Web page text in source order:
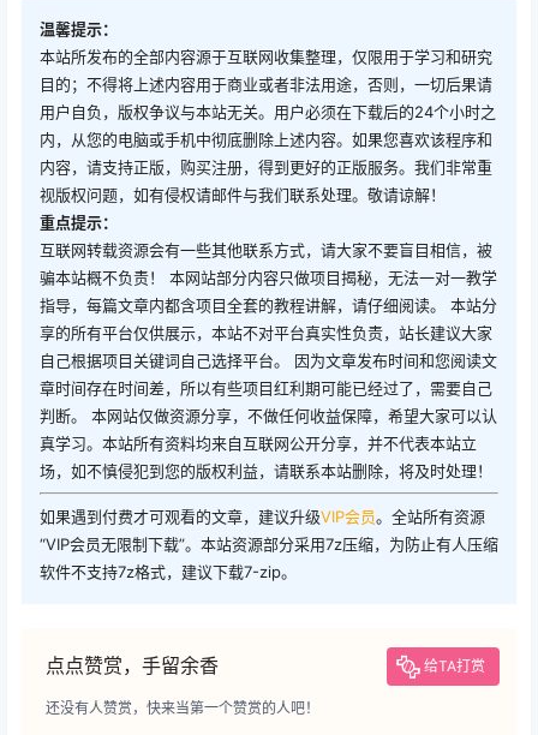
温馨提示：
本站所发布的全部内容源于互联网收集整理，仅限用于学习和研究
目的；不得将上述内容用于商业或者非法用途，否则，一切后果请
用户自负，版权争议与本站无关。用户必须在下载后的24个小时之
内，从您的电脑或手机中彻底删除上述内容。如果您喜欢该程序和
内容，请支持正版，购买注册，得到更好的正版服务。我们非常重
视版权问题，如有侵权请邮件与我们联系处理。敬请谅解！
重点提示：
互联网转载资源会有一些其他联系方式，请大家不要盲目相信，被
骗本站概不负责！ 本网站部分内容只做项目揭秘，无法一对一教学
指导，每篇文章内都含项目全套的教程讲解，请仔细阅读。 本站分
享的所有平台仅供展示，本站不对平台真实性负责，站长建议大家
自己根据项目关键词自己选择平台。 因为文章发布时间和您阅读文
章时间存在时间差，所以有些项目红利期可能已经过了，需要自己
判断。 本网站仅做资源分享，不做任何收益保障，希望大家可以认
真学习。本站所有资料均来自互联网公开分享，并不代表本站立
场，如不慎侵犯到您的版权利益，请联系本站删除，将及时处理！
如果遇到付费才可观看的文章，建议升级VIP会员。全站所有资源
“VIP会员无限制下载”。本站资源部分采用7z压缩，为防止有人压缩
软件不支持7z格式，建议下载7-zip。
点点赞赏，手留余香 给TA打赏
还没有人赞赏，快来当第一个赞赏的人吧！